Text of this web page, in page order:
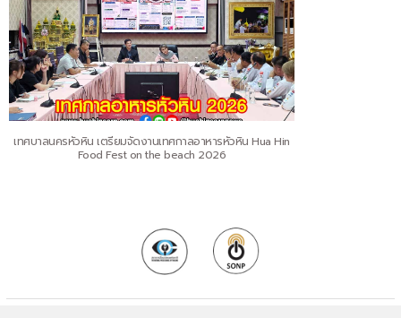
เทศบาลนครหัวหิน เตรียมจัดงานเทศกาลอาหารหัวหิน Hua Hin
Food Fest on the beach 2026